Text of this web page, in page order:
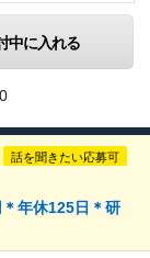
中に入れる
話を聞きたい応募可
年休125日＊研